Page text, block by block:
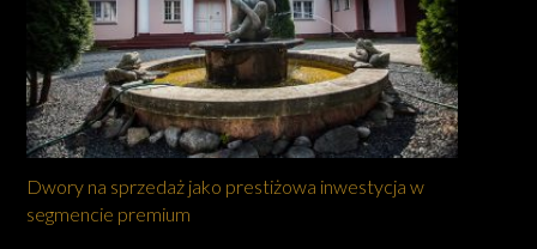
Dwory na sprzedaż jako prestiżowa inwestycja w
segmencie premium